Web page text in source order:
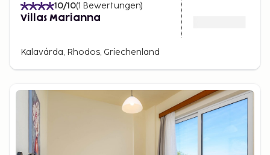
10/10(1 Bewertungen)
Villas Marianna
Kalavárda, Rhodos, Griechenland